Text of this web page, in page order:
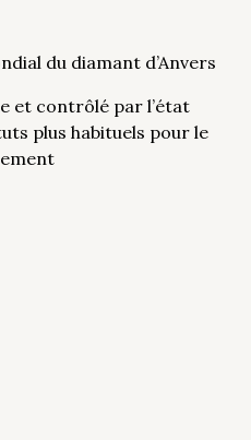
du diamant d’Anvers
et contrôlé par l’état
plus habituels pour le